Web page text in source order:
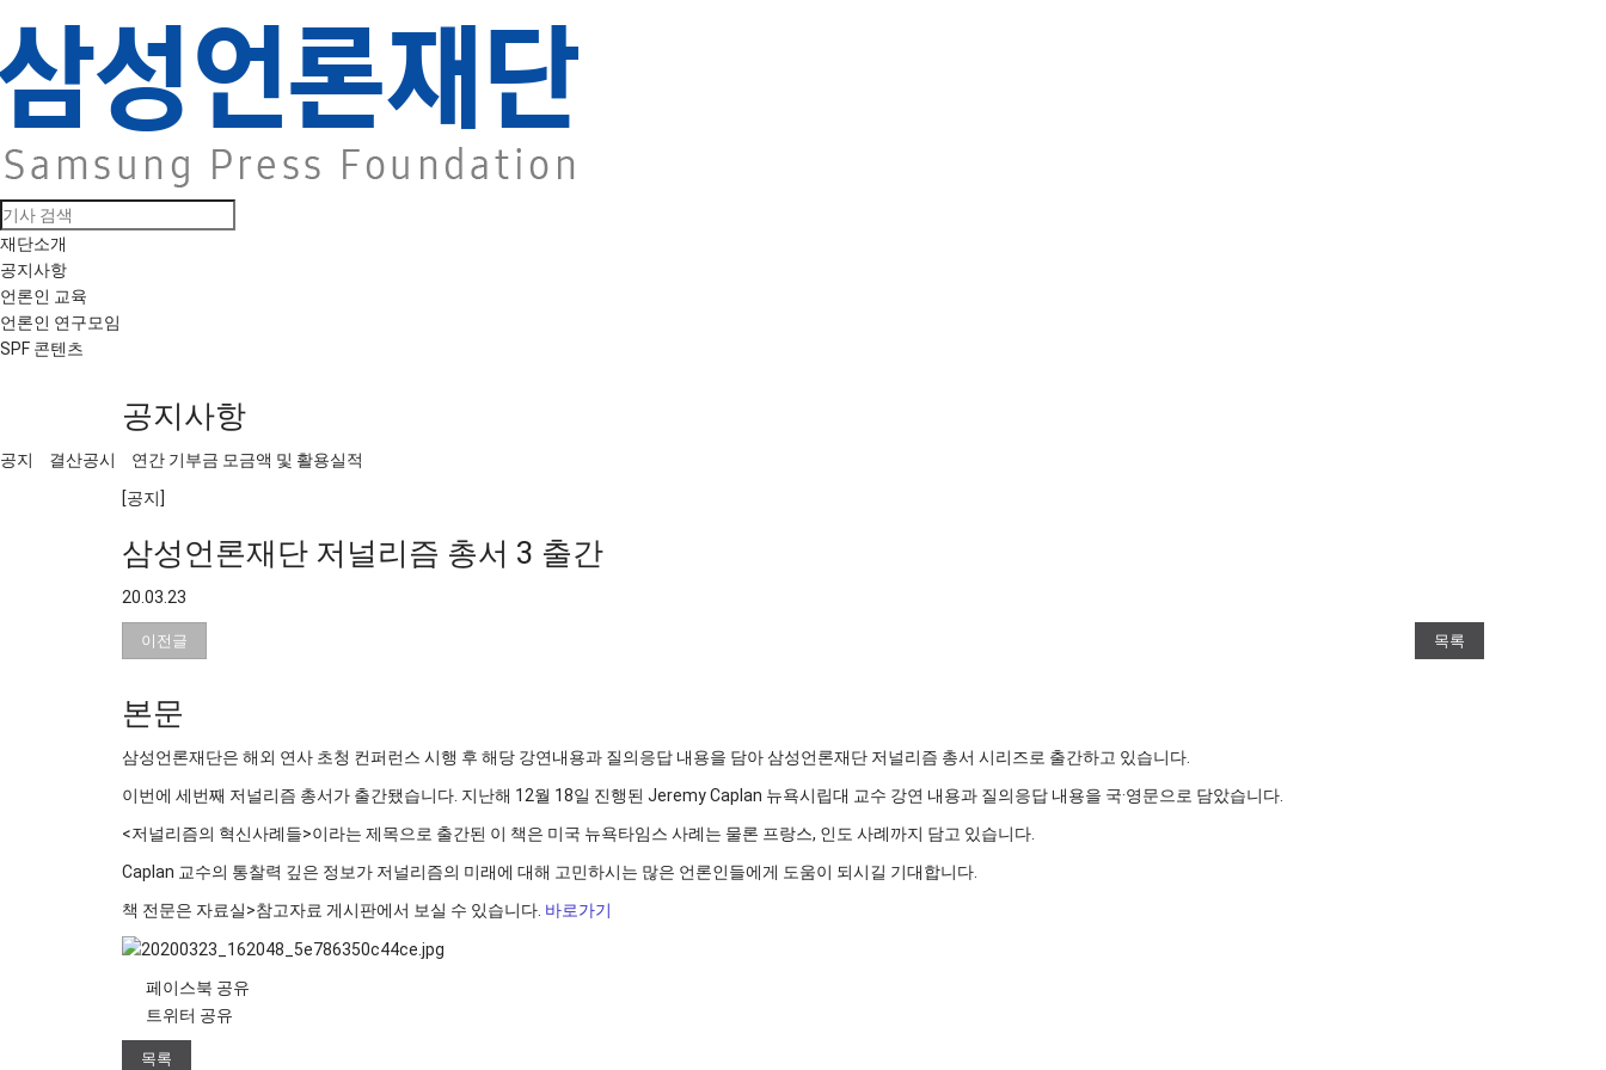
재단소개
공지사항
언론인 교육
언론인 연구모임
SPF 콘텐츠
공지사항
공지 결산공시
연간 기부금 모금액 및 활용실적
[공지]
삼성언론재단 저널리즘 총서 3 출간
20.03.23
이전글 목록
본문
삼성언론재단은 해외 연사 초청 컨퍼런스 시행 후 해당 강연내용과 질의응답 내용을 담아 삼성언론재단 저널리즘 총서 시리즈로 출간하고 있습니다.
이번에 세번째 저널리즘 총서가 출간됐습니다. 지난해 12월 18일 진행된 Jeremy Caplan 뉴욕시립대 교수 강연 내용과 질의응답 내용을 국·영문으로 담았습니다.
<저널리즘의 혁신사례들>이라는 제목으로 출간된 이 책은 미국 뉴욕타임스 사례는 물론 프랑스, 인도 사례까지 담고 있습니다.
Caplan 교수의 통찰력 깊은 정보가 저널리즘의 미래에 대해 고민하시는 많은 언론인들에게 도움이 되시길 기대합니다.
책 전문은 자료실>참고자료 게시판에서 보실 수 있습니다. 바로가기
페이스북 공유
트위터 공유
목록